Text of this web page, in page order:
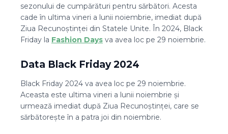
sezonului de cumpărături pentru sărbători. Acesta
cade în ultima vineri a lunii noiembrie, imediat după
Ziua Recunoștinței din Statele Unite. În 2024, Black
Friday la Fashion Days va avea loc pe 29 noiembrie.
Data Black Friday 2024
Black Friday 2024 va avea loc pe 29 noiembrie.
Aceasta este ultima vineri a lunii noiembrie și
urmează imediat după Ziua Recunoștinței, care se
sărbătorește în a patra joi din noiembrie.